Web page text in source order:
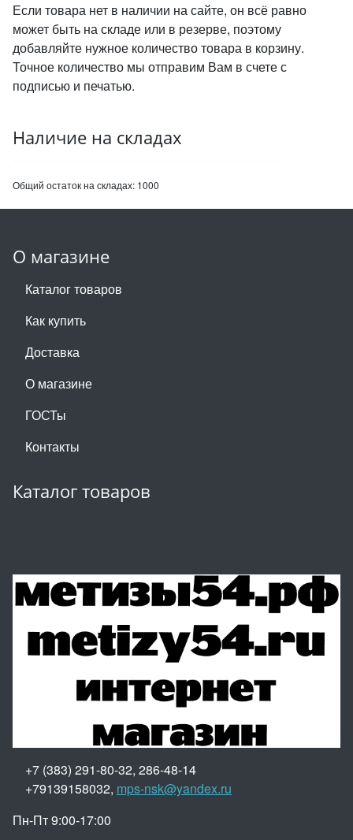
Если товара нет в наличии на сайте, он всё равно
может быть на складе или в резерве, поэтому
добавляйте нужное количество товара в корзину.
Точное количество мы отправим Вам в счете с
подписью и печатью.
Наличие на складах
Общий остаток на складах: 1000
О магазине
Каталог товаров
Как купить
Доставка
О магазине
ГОСТы
Контакты
Каталог товаров
+7 (383) 291-80-32, 286-48-14
+79139158032, mps-nsk@yandex.ru
Пн-Пт 9:00-17:00